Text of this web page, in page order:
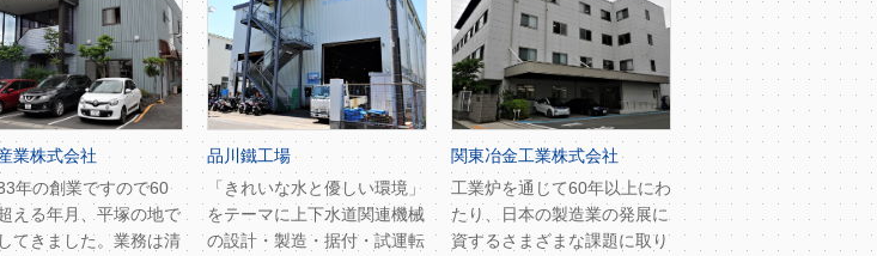
業株式会社
年の創業ですので60
える年月、平塚の地で
てきました。業務は清
品川鐵工場
「きれいな水と優しい環境」
をテーマに上下水道関連機械
の設計・製造・据付・試運転
関東冶金工業株式会社
工業炉を通じて60年以上にわ
たり、日本の製造業の発展に
資するさまざまな課題に取り